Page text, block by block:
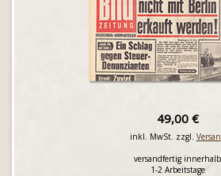
49,00 €
inkl. MwSt. zzgl.
versandfertig innerhalb
1-2 Arbeitstage